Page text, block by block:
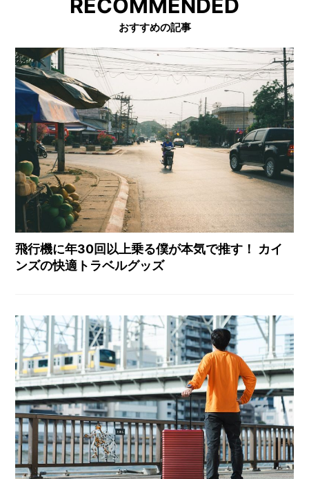
RECOMMENDED
おすすめの記事
飛行機に年30回以上乗る僕が本気で推す！ カイ
ンズの快適トラベルグッズ